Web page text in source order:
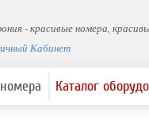
- красивые номера,
Кабинет
Каталог